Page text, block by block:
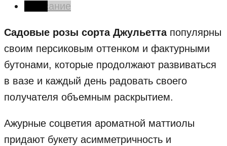
Описание
Садовые розы сорта Джульеттапопулярны
своим персиковым оттенком и фактурными
бутонами, которые продолжают развиваться
в вазе и каждый день радовать своего
получателя объемным раскрытием.
Ажурные соцветия ароматной маттиолы
придают букету асимметричность и